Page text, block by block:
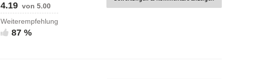
4.19 von 5.00
Weiterempfehlung
87 %